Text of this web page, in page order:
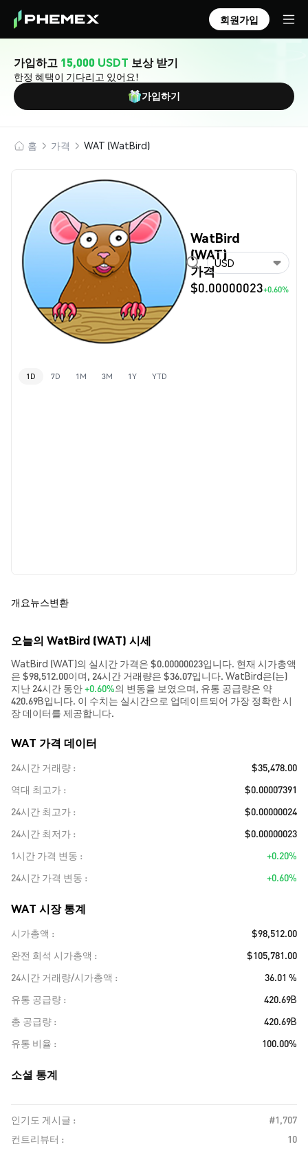
회원가입
가입하고 15,000 USDT 보상 받기
한정 혜택이 기다리고 있어요!
가입하기
홈 가격 WAT (WatBird)
WatBird
(WAT)
가격
$0.00000023+0.60%
USD
1D 7D 1M 3M 1Y YTD
개요뉴스변환
오늘의 WatBird (WAT) 시세
WatBird (WAT)의 실시간 가격은 $0.00000023입니다. 현재 시가총액
은 $98,512.00이며, 24시간 거래량은 $36.07입니다. WatBird은(는)
지난 24시간 동안+0.60%의 변동을 보였으며, 유통 공급량은 약
420.69B입니다. 이 수치는 실시간으로 업데이트되어 가장 정확한 시
장 데이터를 제공합니다.
WAT 가격 데이터
24시간 거래량
$35,478.00
역대 최고가
$0.00007391
24시간 최고가
$0.00000024
24시간 최저가
$0.00000023
1시간 가격 변동
+0.20%
24시간 가격 변동
+0.60%
WAT 시장 통계
시가총액
$98,512.00
완전 희석 시가총액
$105,781.00
24시간 거래량/시가총액
36.01 %
유통 공급량
420.69B
총 공급량
420.69B
유통 비율
100.00%
소셜 통계
인기도 게시글 :
#1,707
컨트리뷰터 :
10